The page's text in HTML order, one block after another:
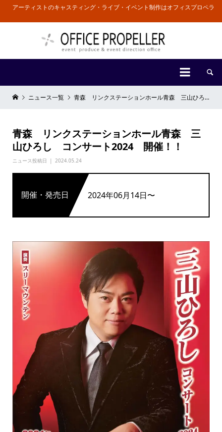
アーティストのキャスティング・ライブ・イベント制作はオフィスプロペラ
 
ニュース一覧 青森 リンクステーションホール青森 三山ひろし コンサート2024 開催！！
青森 リンクステーションホール青森 三
山ひろし コンサート2024 開催！！
ニュース投稿日 2024.05.24
開催・発売日 2024年06月14日〜